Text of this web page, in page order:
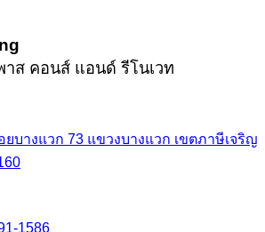
ส คอนส์ แอนด์ รีโนเวท
ยบางแวก 73 แขวงบางแวก เขตภาษีเจริญ
1586